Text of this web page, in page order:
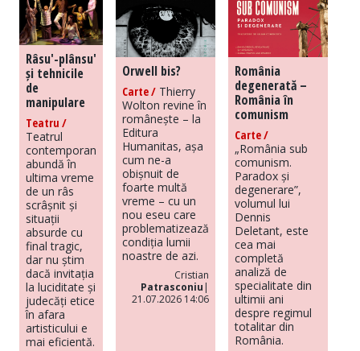
Râsu'-plânsu'
și tehnicile
de
manipulare
Teatru /
Teatrul
contemporan
abundă în
ultima vreme
de un râs
scrâșnit și
situații
absurde cu
final tragic,
dar nu știm
dacă invitația
la luciditate și
judecăți etice
în afara
artisticului e
mai eficientă.
Orwell bis?
Carte / Thierry
Wolton revine în
românește – la
Editura
Humanitas, așa
cum ne-a
obișnuit de
foarte multă
vreme – cu un
nou eseu care
problematizează
condiția lumii
noastre de azi.
Cristian
Patrasconiu |
21.07.2026 14:06
România
degenerată –
România în
comunism
Carte /
„România sub
comunism.
Paradox și
degenerare”,
volumul lui
Dennis
Deletant, este
cea mai
completă
analiză de
specialitate din
ultimii ani
despre regimul
totalitar din
România.